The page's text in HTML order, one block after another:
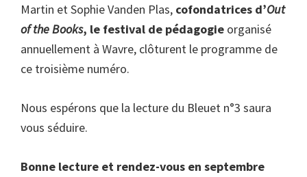
Martin et Sophie Vanden Plas, cofondatrices d’Out
of the Books, le festival de pédagogie organisé
annuellement à Wavre, clôturent le programme de
ce troisième numéro.
Nous espérons que la lecture du Bleuet n°3 saura
vous séduire.
Bonne lecture et rendez-vous en septembre